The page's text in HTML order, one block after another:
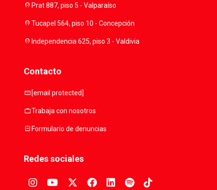
location_onPrat 887, piso 5 - Valparaíso
location_onTucapel 564, piso 10 - Concepción
location_onIndependencia 625, piso 3 - Valdivia
Contacto
mail [email protected]
workTrabaja con nosotros
assignmentFormulario de denuncias
Redes sociales